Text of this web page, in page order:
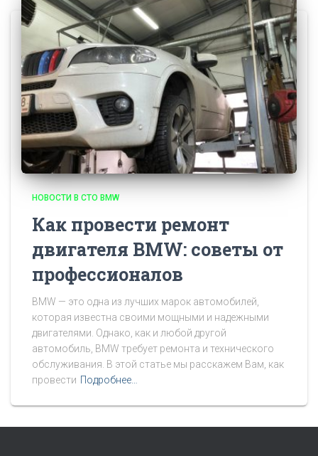
НОВОСТИ В СТО BMW
Как провести ремонт
двигателя BMW: советы от
профессионалов
BMW — это одна из лучших марок автомобилей,
которая известна своими мощными и надежными
двигателями. Однако, как и любой другой
автомобиль, BMW требует ремонта и технического
обслуживания. В этой статье мы расскажем Вам, как
провести Подробнее…